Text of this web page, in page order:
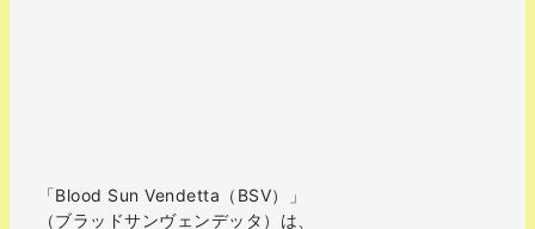
「Blood Sun Vendetta（BSV）」
（ブラッドサンヴェンデッタ）は、